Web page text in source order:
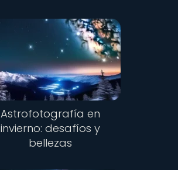
Astrofotografía en
invierno: desafíos y
bellezas